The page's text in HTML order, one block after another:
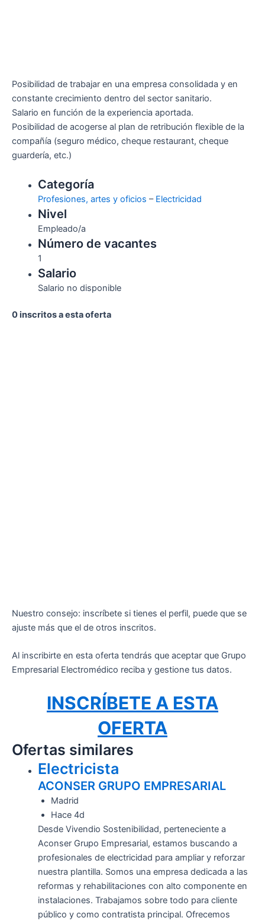
Posibilidad de trabajar en una empresa consolidada y en
constante crecimiento dentro del sector sanitario.
Salario en función de la experiencia aportada.
Posibilidad de acogerse al plan de retribución flexible de la
compañía (seguro médico, cheque restaurant, cheque
guardería, etc.)
Categoría
Profesiones, artes y oficios – Electricidad
Nivel
Empleado/a
Número de vacantes
1
Salario
Salario no disponible
0 inscritos a esta oferta
Nuestro consejo: inscríbete si tienes el perfil, puede que se
ajuste más que el de otros inscritos.
Al inscribirte en esta oferta tendrás que aceptar que Grupo
Empresarial Electromédico reciba y gestione tus datos.
INSCRÍBETE A ESTA
OFERTA
Ofertas similares
Electricista
ACONSER GRUPO EMPRESARIAL
Madrid
Hace 4d
Desde Vivendio Sostenibilidad, perteneciente a
Aconser Grupo Empresarial, estamos buscando a
profesionales de electricidad para ampliar y reforzar
nuestra plantilla. Somos una empresa dedicada a las
reformas y rehabilitaciones con alto componente en
instalaciones. Trabajamos sobre todo para cliente
público y como contratista principal. Ofrecemos